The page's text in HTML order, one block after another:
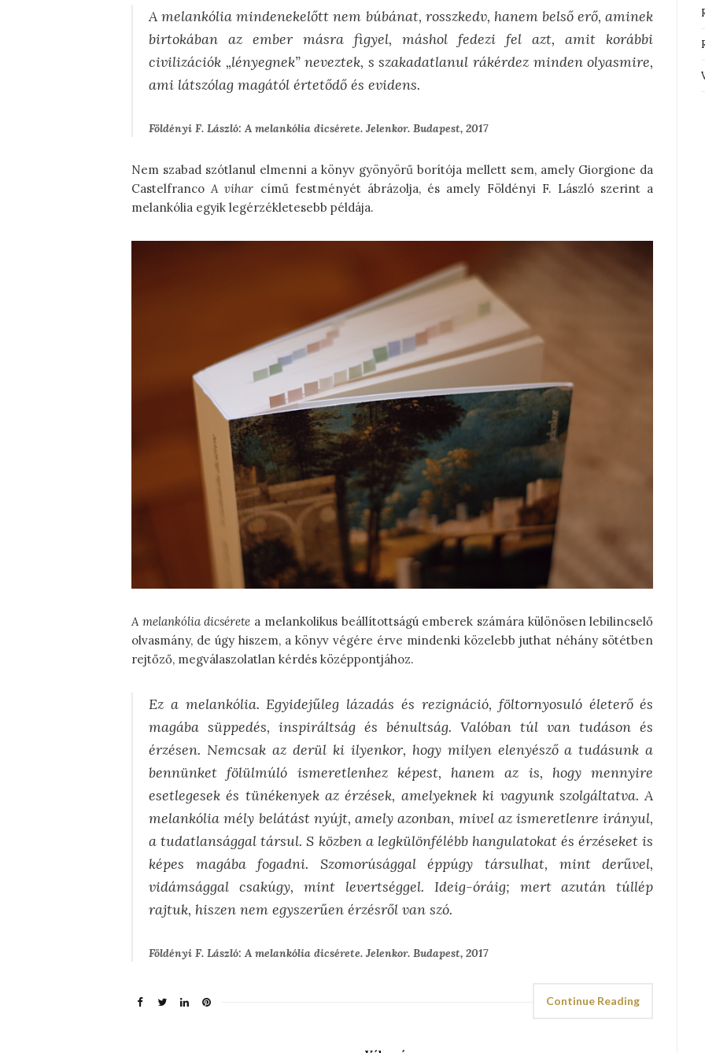
A melankólia mindenekelőtt nem búbánat, rosszkedv, hanem belső erő, aminek
birtokában az ember másra figyel, máshol fedezi fel azt, amit korábbi
civilizációk „lényegnek” neveztek, s szakadatlanul rákérdez minden olyasmire,
ami látszólag magától értetődő és evidens.
Földényi F. László: A melankólia dicsérete. Jelenkor. Budapest, 2017
Nem szabad szótlanul elmenni a könyv gyönyörű borítója mellett sem, amely Giorgione da
CastelfrancoA vihar című festményét ábrázolja, és amely Földényi F. László szerint a
melankólia egyik legérzékletesebb példája.
A melankólia dicsérete a melankolikus beállítottságú emberek számára különösen lebilincselő
olvasmány, de úgy hiszem, a könyv végére érve mindenki közelebb juthat néhány sötétben
rejtőző, megválaszolatlan kérdés középpontjához.
Ez a melankólia. Egyidejűleg lázadás és rezignáció, föltornyosuló életerő és
magába süppedés, inspiráltság és bénultság. Valóban túl van tudáson és
érzésen. Nemcsak az derül ki ilyenkor, hogy milyen elenyésző a tudásunk a
bennünket fölülmúló ismeretlenhez képest, hanem az is, hogy mennyire
esetlegesek és tünékenyek az érzések, amelyeknek ki vagyunk szolgáltatva. A
melankólia mély belátást nyújt, amely azonban, mivel az ismeretlenre irányul,
a tudatlansággal társul. S közben a legkülönfélébb hangulatokat és érzéseket is
képes magába fogadni. Szomorúsággal éppúgy társulhat, mint derűvel,
vidámsággal csakúgy, mint levertséggel. Ideig-óráig; mert azután túllép
rajtuk, hiszen nem egyszerűen érzésről van szó.
Földényi F. László: A melankólia dicsérete. Jelenkor. Budapest, 2017
Continue Reading